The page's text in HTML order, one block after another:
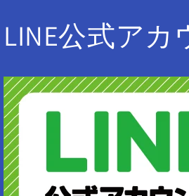
LINE公式アカ